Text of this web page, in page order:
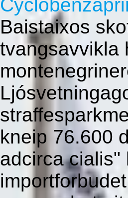
Baistaixos
tvangsavvikla
kneip 76.600
adcirca cialis"